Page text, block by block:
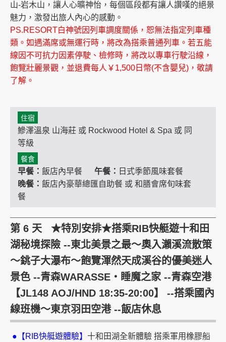
山-岩木山，讓人心曠神怡，每個區段都有讓人讚嘆的絕景
魅力，激發出旅人內心的感動。
PS.RESORT白神號因列車調度關係，恕無法指定列車種
類。如遇滿席或無運行時，將改為搭乘普通列車。若五能
線因不可抗力因素停駛、檢修時，將改以專車行駛沿線，
飽覽壯麗景觀，並退費每人￥1,500日幣(不含嬰兒)，敬請
了解。
住宿
鰺澤溫泉 山海莊 或 Rockwood Hotel & Spa 或 同
等級
餐食
早餐： 飯店內早餐 午餐： 日式季節風味套餐
晚餐： 飯店內豪華總匯自助餐 或 和膳會席旬味套
餐
第 6 天 ★特別安排★搭乘RIB快艇遊十和田
湖秘境探險 --東北美景之最～奧入瀨溪流散策
～銚子大瀑布～飽覽渾然天成溪谷的優美迷人
景色 --青森WARASSE‧睡魔之家 --青森空港
【JL148 AOJ/HND 18:35-20:00】 --搭乘國內
線班機～東京羽田空港 --飯店休息
●【RIB快艇遊體驗】 十和田湖全新體驗 搭乘軍用橡膠船